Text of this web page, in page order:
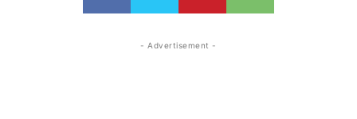
- Advertisement -